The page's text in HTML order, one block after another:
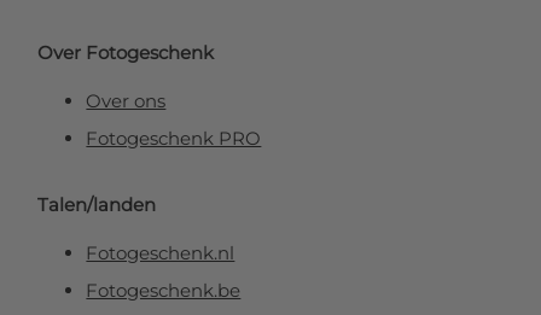
Over Fotogeschenk
Over ons
Fotogeschenk PRO
Talen/landen
Fotogeschenk.nl
Fotogeschenk.be